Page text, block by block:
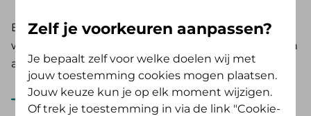
Er zijn wel uitzonderingen, zoals relatietherapie of
werktherapie. Die hulp wordt soms vergoed uit een
aanvullende verzekering.
Bekijk de vergoeding voor psychische hulp
Zelf je voorkeuren aanpassen?
Je bepaalt zelf voor welke doelen wij met
jouw toestemming cookies mogen plaatsen.
Jouw keuze kun je op elk moment wijzigen.
Of trek je toestemming in via de link "Cookie-